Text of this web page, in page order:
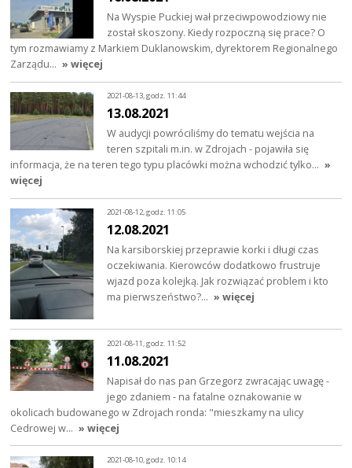
Na Wyspie Puckiej wał przeciwpowodziowy nie
został skoszony. Kiedy rozpoczną się prace? O
tym rozmawiamy z Markiem Duklanowskim, dyrektorem Regionalnego
Zarządu… » więcej
2021-08-13, godz. 11:44
13.08.2021
W audycji powróciliśmy do tematu wejścia na
teren szpitali m.in. w Zdrojach - pojawiła się
informacja, że na teren tego typu placówki można wchodzić tylko… »
więcej
2021-08-12, godz. 11:05
12.08.2021
Na karsiborskiej przeprawie korki i długi czas
oczekiwania. Kierowców dodatkowo frustruje
wjazd poza kolejką. Jak rozwiązać problem i kto
ma pierwszeństwo?… » więcej
2021-08-11, godz. 11:52
11.08.2021
Napisał do nas pan Grzegorz zwracając uwagę -
jego zdaniem - na fatalne oznakowanie w
okolicach budowanego w Zdrojach ronda: "mieszkamy na ulicy
Cedrowej w… » więcej
2021-08-10, godz. 10:14